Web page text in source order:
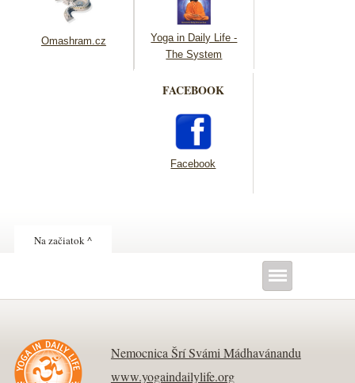
Omashram.cz
Yoga in Daily Life -
The System
FACEBOOK
Facebook
Na začiatok ^
Nemocnica Šrí Svámi Mádhavánandu
www.yogaindailylife.org